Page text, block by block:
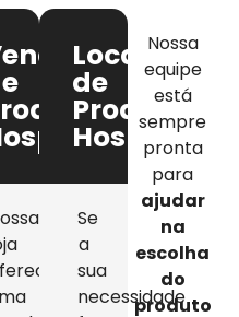
Locação
de
Produtos
Se
a
sua
necessidade
Nossa
equipe
está
sempre
pronta
para
ajudar
na
escolha
do
produto